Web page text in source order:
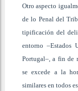
Otro aspecto
de lo Penal del
tipificación del
entorno –Estados
Portugal–, a fin de
se excede a la
similares en todos